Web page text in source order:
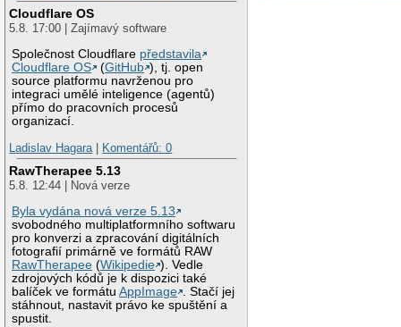
Cloudflare OS
5.8. 17:00 | Zajímavý software
Společnost Cloudflare představila
Cloudflare OS
(GitHub ), tj. open
source platformu navrženou pro
integraci umělé inteligence (agentů)
přímo do pracovních procesů
organizací.
Ladislav Hagara
Komentářů: 0
RawTherapee 5.13
5.8. 12:44 | Nová verze
Byla vydána nová verze 5.13
svobodného multiplatformního softwaru
pro konverzi a zpracování digitálních
fotografií primárně ve formátů RAW
RawTherapee (Wikipedie ). Vedle
zdrojových kódů je k dispozici také
balíček ve formátuAppImage . Stačí jej
stáhnout, nastavit právo ke spuštění a
spustit.